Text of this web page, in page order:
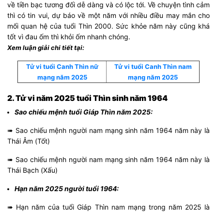
về tiền bạc tương đối dễ dàng và có lộc tới. Về chuyện tình cảm
thì có tin vui, dự báo về một năm với nhiều điều may mắn cho
mối quan hệ của tuổi Thìn 2000. Sức khỏe năm này cũng khá
tốt vì đau ốm thì khỏi ốm nhanh chóng.
Xem luận giải chi tiết tại:
Tử vi tuổi Canh Thìn nữ
mạng năm 2025
Tử vi tuổi Canh Thìn nam
mạng năm 2025
2. Tử vi năm 2025 tuổi Thìn sinh năm 1964
Sao chiếu mệnh tuổi Giáp Thìn năm 2025:
➠ Sao chiếu mệnh người nam mạng sinh năm 1964 năm này là
Thái Âm (Tốt)
➠ Sao chiếu mệnh người nam mạng sinh năm 1964 năm này là
Thái Bạch (Xấu)
Hạn năm 2025 người tuổi 1964:
➠ Hạn năm của tuổi Giáp Thìn nam mạng trong năm 2025 là